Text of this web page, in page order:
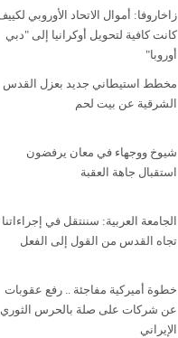
زاخاروفا: أموال الاتحاد الأوروبي
كانت كافية لتحويل أوكرانيا إلى "دبي
أوروبا"
مخطط استيطاني جديد بعزل القدس
الشرقية عن بيت لحم
شيوخ ووجهاء في معان يرفضون
استقبال جاهة العقبة
الجامعة العربية: سننتقل في إجراءاتنا
تجاه القدس من القول إلى الفعل
خطوة أميركية مفاجئة .. رفع عقوبات
عن شركات على صلة بالحرس الثوري
الإيراني